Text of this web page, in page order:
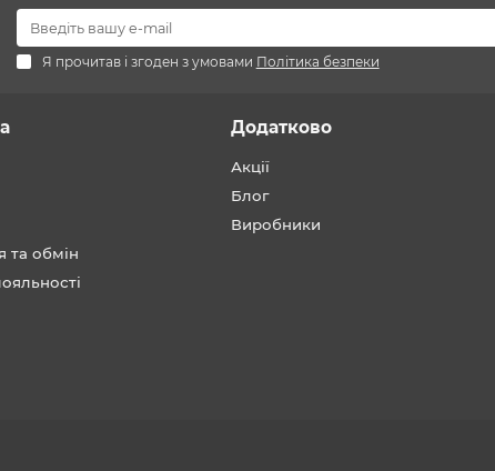
Я прочитав і згоден з умовами Політика безпеки
та обмін
Додатково
Акції
Блог
Виробники